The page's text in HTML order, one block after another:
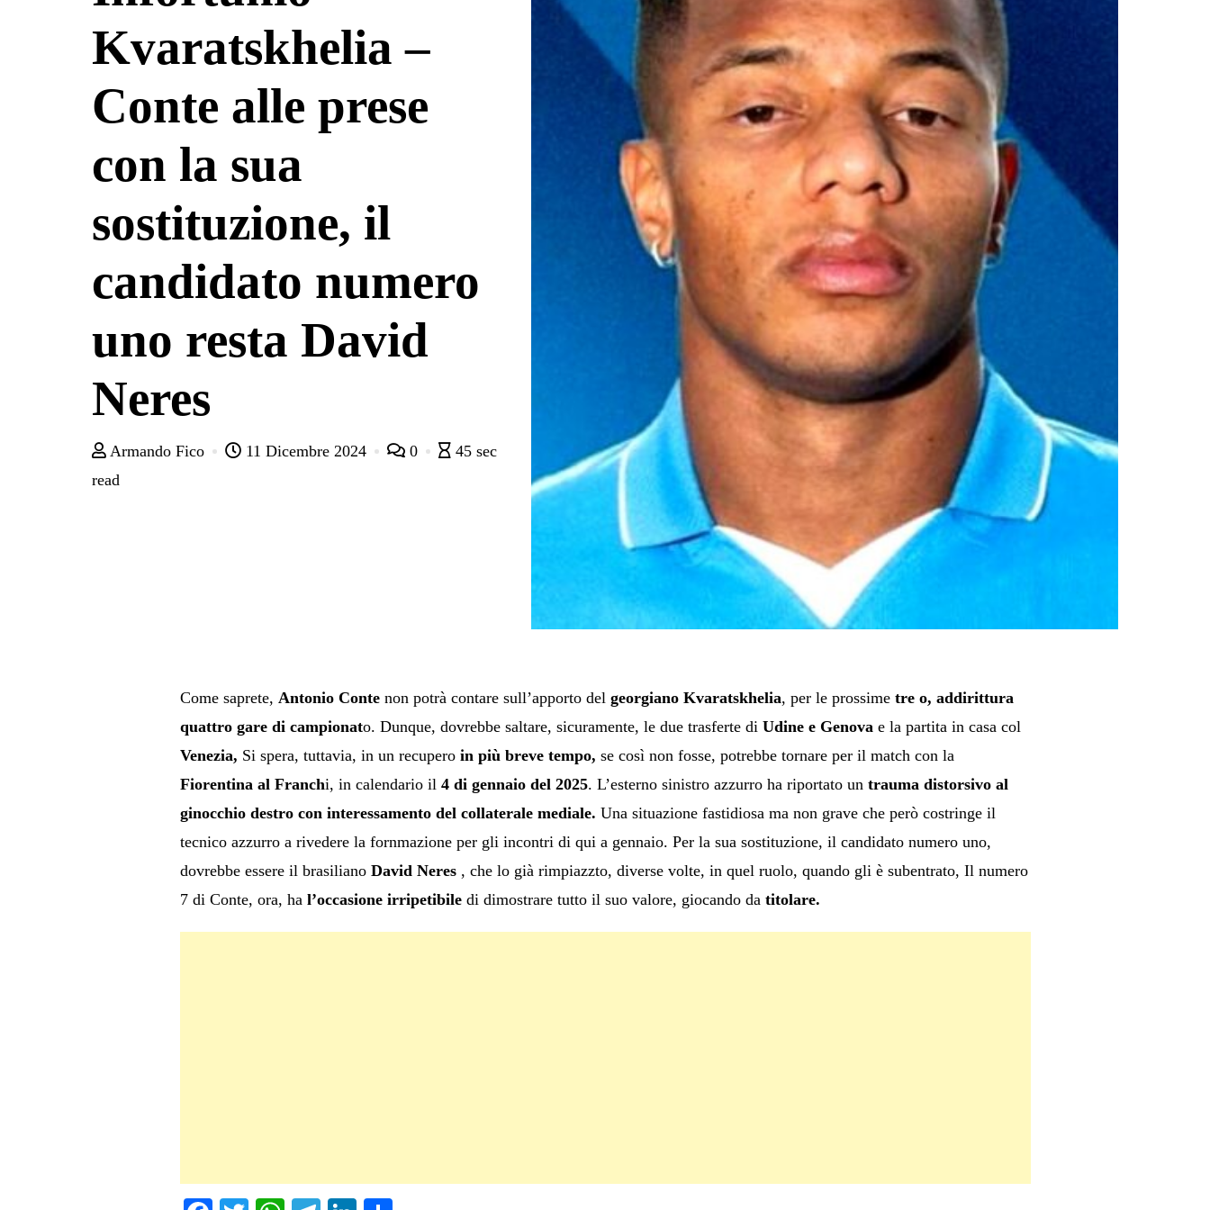
Kvaratskhelia –
Conte alle prese
con la sua
sostituzione, il
candidato numero
uno resta David
Neres
Armando Fico 11 Dicembre 2024 0
45 sec
read
Come saprete, Antonio Contenon potrà contare sull’apporto delgeorgiano Kvaratskhelia, per le prossime tre o, addirittura
quattro gare di campionato. Dunque, dovrebbe saltare, sicuramente, le due trasferte diUdine e Genovae la partita in casa col
Venezia, Si spera, tuttavia, in un recuperoin più breve tempo, se così non fosse, potrebbe tornare per il match con la
Fiorentina al Franchi, in calendario il 4 di gennaio del 2025. L’esterno sinistro azzurro ha riportato un trauma distorsivo al
ginocchio destro con interessamento del collaterale mediale. Una situazione fastidiosa ma non grave che però costringe il
tecnico azzurro a rivedere la fornmazione per gli incontri di qui a gennaio. Per la sua sostituzione, il candidato numero uno,
dovrebbe essere il brasilianoDavid Neres, che lo già rimpiazzto, diverse volte, in quel ruolo, quando gli è subentrato, Il numero
7 di Conte, ora, hal’occasione irripetibiledi dimostrare tutto il suo valore, giocando da titolare.